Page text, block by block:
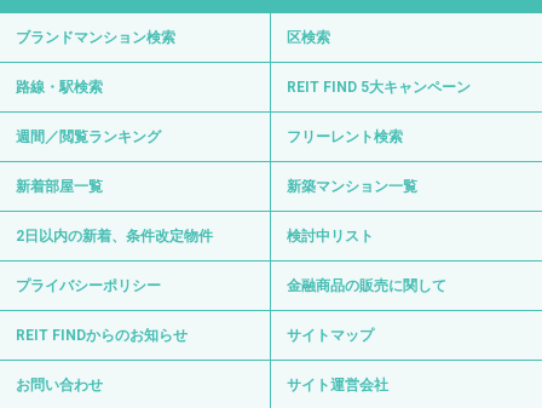
ブランドマンション検索 区検索
路線・駅検索 REIT FIND 5大キャンペーン
週間／閲覧ランキング フリーレント検索
新着部屋一覧 新築マンション一覧
2日以内の新着、条件改定物件 検討中リスト
プライバシーポリシー 金融商品の販売に関して
REIT FINDからのお知らせ サイトマップ
お問い合わせ サイト運営会社